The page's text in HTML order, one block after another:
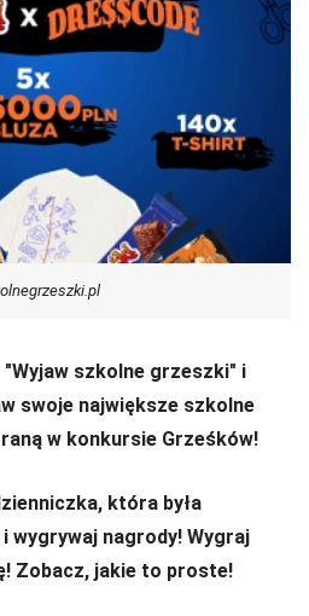
"Wyjaw szkolne grzeszki" i
swoje największe szkolne
w konkursie Grześków!
która była
wygrywaj nagrody! Wygraj
Zobacz, jakie to proste!